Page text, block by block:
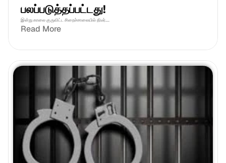
பலப்படுத்தப்பட்டது!
இன்று காலை குருவிட்ட சிறைச்சாலையில் திடீர்....
Read More